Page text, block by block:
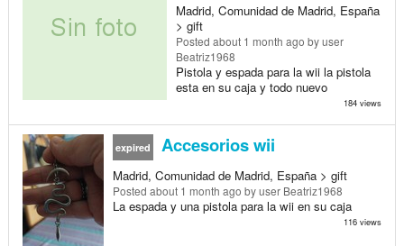
Madrid, Comunidad de Madrid, España
> gift
Posted about 1 month ago by user
Beatriz1968
Pistola y espada para la wii la pistola
esta en su caja y todo nuevo
184 views
expired Accesorios wii
Madrid, Comunidad de Madrid, España > gift
Posted about 1 month ago by user Beatriz1968
La espada y una pistola para la wii en su caja
116 views